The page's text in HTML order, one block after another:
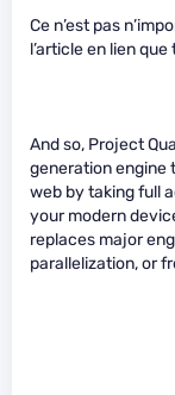
Ce n’est pas
l’article en lien que
And so, Project
generation engine
web by taking full
your modern
replaces major
parallelization, or